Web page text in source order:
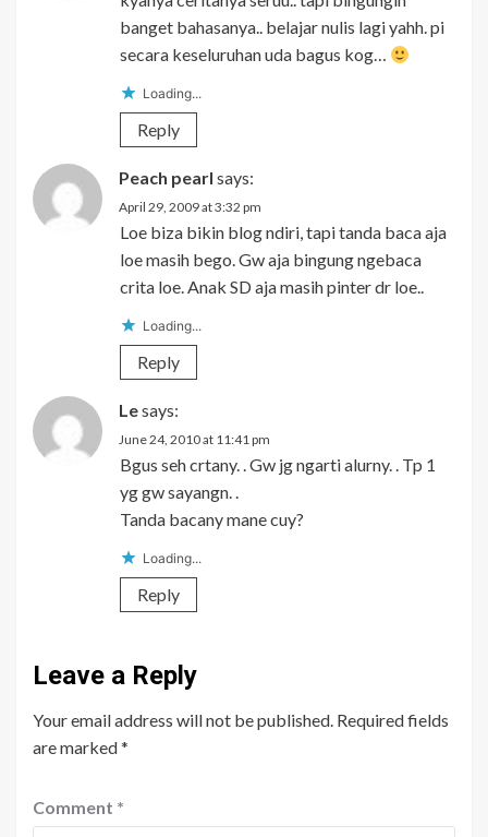
banget bahasanya.. belajar nulis lagi yahh. pi
secara keseluruhan uda bagus kog…
Loading...
Reply
Peach pearl says:
April 29, 2009 at 3:32 pm
Loe biza bikin blog ndiri, tapi tanda baca aja
loe masih bego. Gw aja bingung ngebaca
crita loe. Anak SD aja masih pinter dr loe..
Loading...
Reply
Lesays:
June 24, 2010 at 11:41 pm
Bgus seh crtany. . Gw jg ngarti alurny. . Tp 1
yg gw sayangn. .
Tanda bacany mane cuy?
Loading...
Reply
Leave a Reply
Your email address will not be published. Required fields
are marked*
Comment *